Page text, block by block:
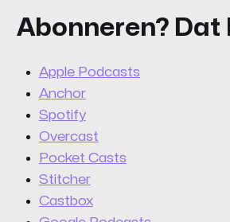
Abonneren? Dat
Apple Podcasts
Anchor
Spotify
Overcast
Pocket Casts
Stitcher
Castbox